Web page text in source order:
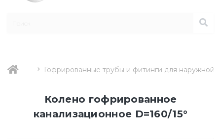
Гофрированные трубы и фитинги для наружной
Колено гофрированное
канализационное D=160/15°